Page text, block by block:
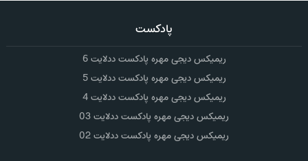
پادکست
ریمیکس دیجی مهره پادکست ددلایت 6
ریمیکس دیجی مهره پادکست ددلایت 5
ریمیکس دیجی مهره پادکست ددلایت 4
ریمیکس دیجی مهره پادکست ددلایت 03
ریمیکس دیجی مهره پادکست ددلایت 02